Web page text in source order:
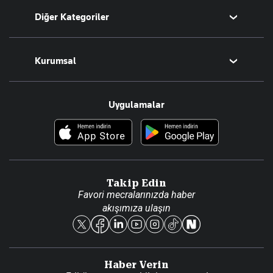
Tüm Yazarlar
Diğer Kategoriler
Magazin
Teknoloji
Resmî Ilanlar
Foto Haber
Kurumsal
Hakkımızda
Künye
Reklam Ver
Uygulamalar
Takip Edin
Favori mecralarınızda haber
akışımıza ulaşın
Haber Verin